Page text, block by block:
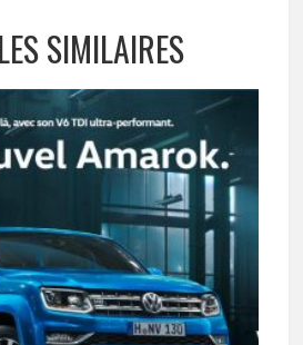
SIMILAIRES